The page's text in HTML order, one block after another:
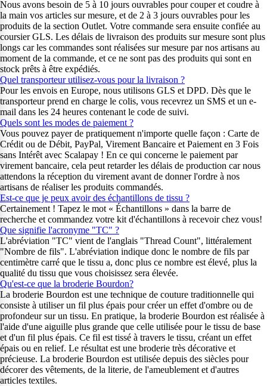
Nous avons besoin de 5 à 10 jours ouvrables pour couper et coudre à
la main vos articles sur mesure, et de 2 à 3 jours ouvrables pour les
produits de la section Outlet. Votre commande sera ensuite confiée au
coursier GLS. Les délais de livraison des produits sur mesure sont plus
longs car les commandes sont réalisées sur mesure par nos artisans au
moment de la commande, et ce ne sont pas des produits qui sont en
stock prêts à être expédiés.
Quel transporteur utilisez-vous pour la livraison ?
Pour les envois en Europe, nous utilisons GLS et DPD. Dès que le
transporteur prend en charge le colis, vous recevrez un SMS et un e-
mail dans les 24 heures contenant le code de suivi.
Quels sont les modes de paiement ?
Vous pouvez payer de pratiquement n'importe quelle façon : Carte de
Crédit ou de Débit, PayPal, Virement Bancaire et Paiement en 3 Fois
sans Intérêt avec Scalapay ! En ce qui concerne le paiement par
virement bancaire, cela peut retarder les délais de production car nous
attendons la réception du virement avant de donner l'ordre à nos
artisans de réaliser les produits commandés.
Est-ce que je peux avoir des échantillons de tissu ?
Certainement ! Tapez le mot « Échantillons » dans la barre de
recherche et commandez votre kit d'échantillons à recevoir chez vous!
Que signifie l'acronyme "TC" ?
L'abréviation "TC" vient de l'anglais "Thread Count", littéralement
"Nombre de fils". L'abréviation indique donc le nombre de fils par
centimètre carré que le tissu a, donc plus ce nombre est élevé, plus la
qualité du tissu que vous choisissez sera élevée.
Qu'est-ce que la broderie Bourdon?
La broderie Bourdon est une technique de couture traditionnelle qui
consiste à utiliser un fil plus épais pour créer un effet d'ombre ou de
profondeur sur un tissu. En pratique, la broderie Bourdon est réalisée à
l'aide d'une aiguille plus grande que celle utilisée pour le tissu de base
et d'un fil plus épais. Ce fil est tissé à travers le tissu, créant un effet
épais ou en relief. Le résultat est une broderie très décorative et
précieuse. La broderie Bourdon est utilisée depuis des siècles pour
décorer des vêtements, de la literie, de l'ameublement et d'autres
articles textiles.